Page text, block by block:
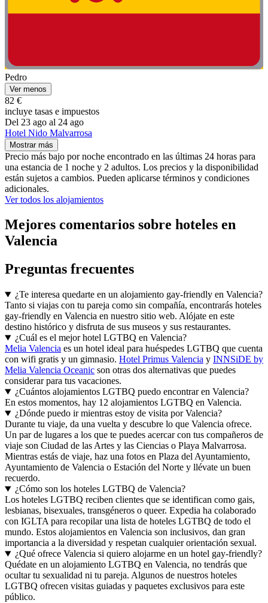
Pedro
Ver menos
82 €
incluye tasas e impuestos
Del 23 ago al 24 ago
Hotel Nido Malvarrosa
Mostrar más
Precio más bajo por noche encontrado en las últimas 24 horas para
una estancia de 1 noche y 2 adultos. Los precios y la disponibilidad
están sujetos a cambios. Pueden aplicarse términos y condiciones
adicionales.
Ver todos los alojamientos
Mejores comentarios sobre hoteles en
Valencia
Preguntas frecuentes
¿Te interesa quedarte en un alojamiento gay-friendly en Valencia?
Tanto si viajas con tu pareja como sin compañía, encontrarás hoteles
gay-friendly en Valencia en nuestro sitio web. Alójate en este
destino histórico y disfruta de sus museos y sus restaurantes.
¿Cuál es el mejor hotel LGTBQ en Valencia?
Melia Valencia es un hotel ideal para huéspedes LGTBQ que cuenta
con wifi gratis y un gimnasio. Hotel Primus Valencia y INNSiDE by
Melia Valencia Oceanic son otras dos alternativas que puedes
considerar para tus vacaciones.
¿Cuántos alojamientos LGTBQ puedo encontrar en Valencia?
En estos momentos, hay 12 alojamientos LGTBQ en Valencia.
¿Dónde puedo ir mientras estoy de visita por Valencia?
Durante tu viaje, da una vuelta y descubre lo que Valencia ofrece.
Un par de lugares a los que te puedes acercar con tus compañeros de
viaje son Ciudad de las Artes y las Ciencias o Playa Malvarrosa.
Mientras estás de viaje, haz una fotos en Plaza del Ayuntamiento,
Ayuntamiento de Valencia o Estación del Norte y llévate un buen
recuerdo.
¿Cómo son los hoteles LGTBQ de Valencia?
Los hoteles LGTBQ reciben clientes que se identifican como gais,
lesbianas, bisexuales, transgéneros o queer. Expedia ha colaborado
con IGLTA para recopilar una lista de hoteles LGTBQ de todo el
mundo. Estos alojamientos en Valencia son inclusivos, dan gran
importancia a la diversidad y respetan cualquier orientación sexual.
¿Qué ofrece Valencia si quiero alojarme en un hotel gay-friendly?
Quédate en un alojamiento LGTBQ en Valencia, no tendrás que
ocultar tu sexualidad ni tu pareja. Algunos de nuestros hoteles
LGTBQ ofrecen visitas guiadas y paquetes exclusivos para este
público.